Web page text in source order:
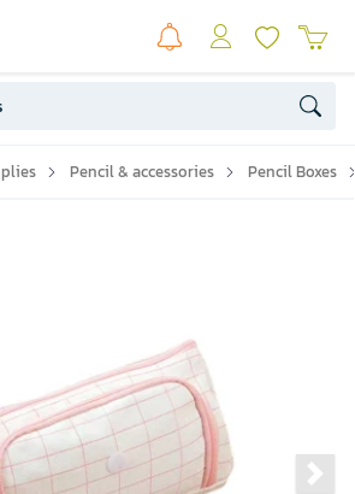
Pencil & accessories Pencil Boxes